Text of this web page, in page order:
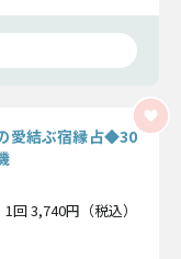
愛結ぶ宿縁占◆30
1回 3,740円（税込）